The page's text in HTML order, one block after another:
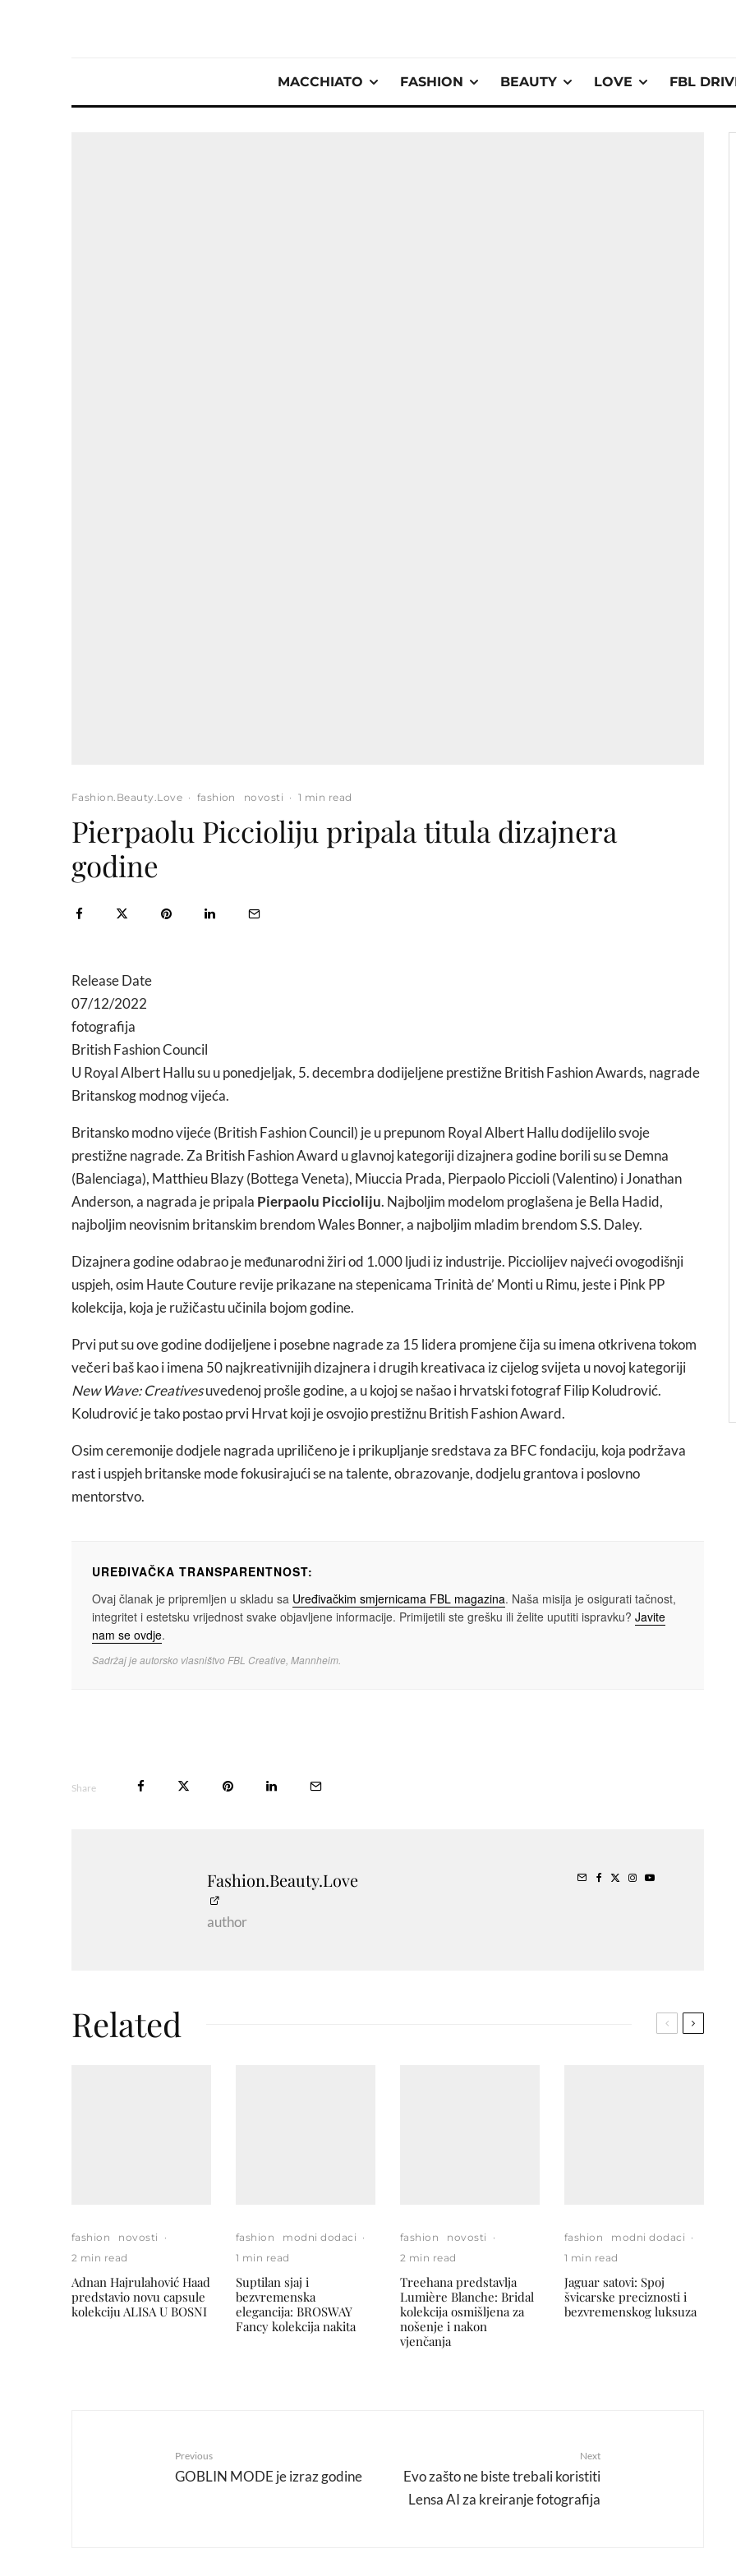
MACCHIATO FASHION BEAUTY LOVE FBL
Fashion.Beauty.Love · fashion novosti · 1 min read
Pierpaolu Piccioliju pripala titula dizajnera
godine
Release Date
07/12/2022
fotografija
British Fashion Council
U Royal Albert Hallu su u ponedjeljak, 5. decembra dodijeljene prestižne British Fashion Awards, nagrade
Britanskog modnog vijeća.
Britansko modno vijeće (British Fashion Council) je u prepunom Royal Albert Hallu dodijelilo svoje
prestižne nagrade. Za British Fashion Award u glavnoj kategoriji dizajnera godine borili su se Demna
(Balenciaga), Matthieu Blazy (Bottega Veneta), Miuccia Prada, Pierpaolo Piccioli (Valentino) i Jonathan
Anderson, a nagrada je pripala Pierpaolu Piccioliju. Najboljim modelom proglašena je Bella Hadid,
najboljim neovisnim britanskim brendom Wales Bonner, a najboljim mladim brendom S.S. Daley.
Dizajnera godine odabrao je međunarodni žiri od 1.000 ljudi iz industrije. Picciolijev najveći ovogodišnji
uspjeh, osim Haute Couture revije prikazane na stepenicama Trinità de’ Monti u Rimu, jeste i Pink PP
kolekcija, koja je ružičastu učinila bojom godine.
Prvi put su ove godine dodijeljene i posebne nagrade za 15 lidera promjene čija su imena otkrivena tokom
večeri baš kao i imena 50 najkreativnijih dizajnera i drugih kreativaca iz cijelog svijeta u novoj kategoriji
New Wave: Creativesuvedenoj prošle godine, a u kojoj se našao i hrvatski fotograf Filip Koludrović.
Koludrović je tako postao prvi Hrvat koji je osvojio prestižnu British Fashion Award.
Osim ceremonije dodjele nagrada upriličeno je i prikupljanje sredstava za BFC fondaciju, koja podržava
rast i uspjeh britanske mode fokusirajući se na talente, obrazovanje, dodjelu grantova i poslovno
mentorstvo.
UREĐIVAČKA TRANSPARENTNOST:
Ovaj članak je pripremljen u skladu sa Uređivačkim smjernicama FBL magazina. Naša misija je osigurati tačnost,
integritet i estetsku vrijednost svake objavljene informacije. Primijetili ste grešku ili želite uputiti ispravku? Javite
nam se ovdje.
Sadržaj je autorsko vlasništvo FBL Creative, Mannheim.
Share
Fashion.Beauty.Love
author
Related
fashion novosti
·
2 min read
Adnan Hajrulahović Haad
predstavio novu capsule
kolekciju ALISA U BOSNI
fashion modni dodaci ·
1 min read
Suptilan sjaj i
bezvremenska
elegancija: BROSWAY
Fancy kolekcija nakita
fashion novosti
·
2 min read
Treehana predstavlja
Lumière Blanche: Bridal
kolekcija osmišljena za
nošenje i nakon
vjenčanja
fashion modni dodaci ·
1 min read
Jaguar satovi: Spoj
švicarske preciznosti i
bezvremenskog luksuza
Previous
GOBLIN MODE je izraz godine
Next
Evo zašto ne biste trebali koristiti
Lensa AI za kreiranje fotografija